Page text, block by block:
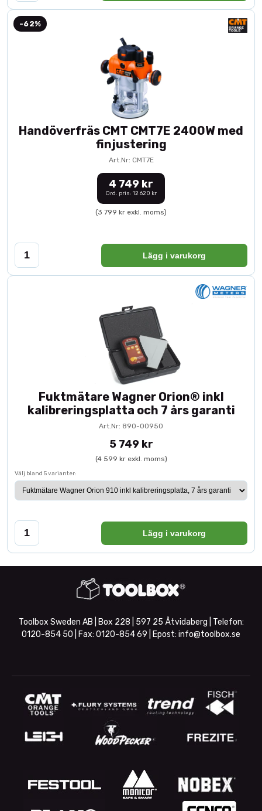
-62%
Handöverfräs CMT CMT7E 2400W med
finjustering
Art.Nr: CMT7E
4 749 kr
Ord. pris: 12 620 kr
(3 799 kr exkl. moms)
Lägg i varukorg
Fuktmätare Wagner Orion® inkl
kalibreringsplatta och 7 års garanti
Art.Nr: 890-00950
5 749 kr
(4 599 kr exkl. moms)
Välj bland 5 varianter:
Lägg i varukorg
Toolbox Sweden AB | Box 228 | 597 25 Åtvidaberg | Telefon:
0120-854 50 | Fax: 0120-854 69 | Epost: info@toolbox.se